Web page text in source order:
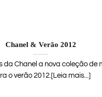
Chanel & Verão 2012
da Chanel a nova coleção de
o verão 2012.[Leia mais...]